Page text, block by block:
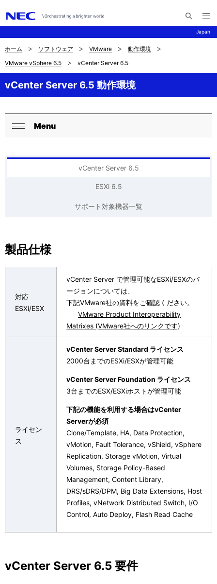
Japan
イ
メ
ニ
ュ
ナ
ビ
ゲ
ー
シ
サ
イ
ト
の
在
示
し
い
す
ホーム ソフトウェア VMware
動作環境
VMware vSphere 6.5
vCenter Server 6.5
vCenter Server 6.5 動作環境
ロ
ー
ョ
る
Menu
vCenter Server 6.5
ESXi 6.5
サポート対象機器一覧
製品仕様
対応
ESXi/ESX
vCenter Server で管理可能なESXi/ESXのバ
ージョンについては、
下記VMware社の資料をご確認ください。
VMware Product Interoperability
Matrixes (VMware社へのリンクです)
ライセン
ス
vCenter Server Standard ライセンス
2000台までのESXi/ESXが管理可能
vCenter Server Foundation ライセンス
3台までのESX/ESXiホストが管理可能
下記の機能を利用する場合はvCenter
Serverが必須
Clone/Template, HA, Data Protection,
vMotion, Fault Tolerance, vShield, vSphere
Replication, Storage vMotion, Virtual
Volumes, Storage Policy-Based
Management, Content Library,
DRS/sDRS/DPM, Big Data Extensions, Host
Profiles, vNetwork Distributed Switch, I/O
Control, Auto Deploy, Flash Read Cache
vCenter Server 6.5 要件